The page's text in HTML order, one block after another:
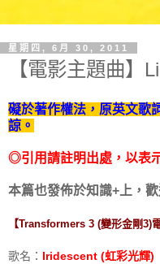
星期四, 6月 30, 2011
【電影主題曲】
礙於著作權法，原英文歌
諒。
◎引用請註明出處，以表
本篇也發佈於知識+上，
【Transformers 3 (變形金剛3)
歌名： Iridescent (虹彩光輝)